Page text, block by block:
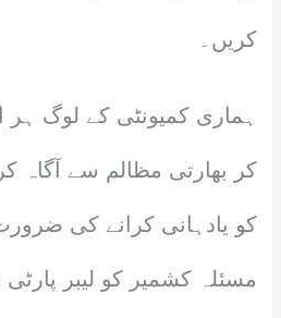
کریں۔
ہماری کمیونٹی کے لوگ ہر
کر بھارتی مظالم سے آگاہ
مسئلہ کشمیر کو لیبر